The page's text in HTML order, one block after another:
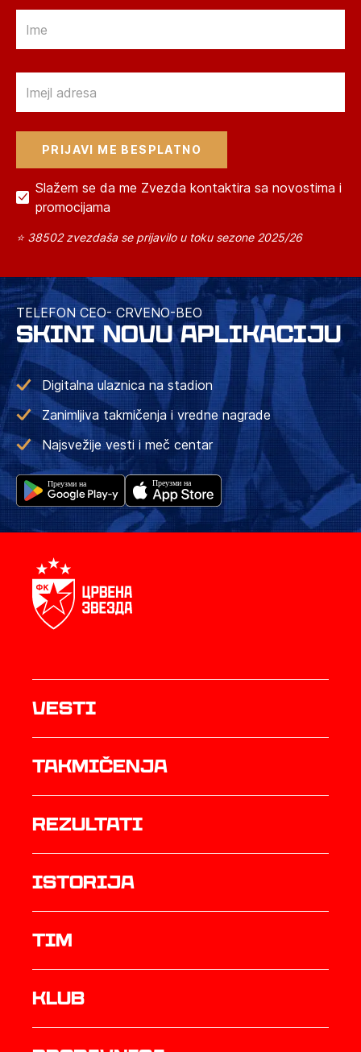
Slažem se da me Zvezda kontaktira sa novostima i
promocijama
⭐ 38502 zvezdaša se prijavilo u toku sezone 2025/26
TELEFON CEO- CRVENO-BEO
SKINI NOVU APLIKACIJU
Digitalna ulaznica na stadion
Zanimljiva takmičenja i vredne nagrade
Najsvežije vesti i meč centar
Vesti
Takmičenja
rezultati
istorija
TIM
Klub